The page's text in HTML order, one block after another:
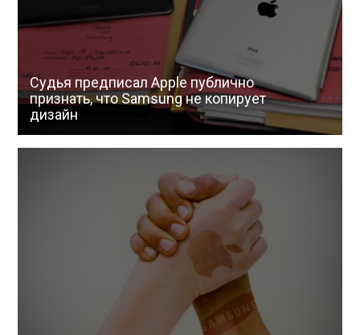
Судья предписал Apple публично
признать, что Samsung не копирует
дизайн